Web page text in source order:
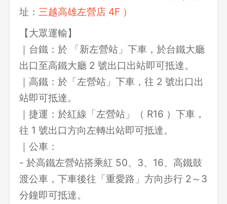
址：三越高雄左營店 4F ）
【大眾運輸】
｜台鐵：於 「新左營站」下車，於台鐵大廳
出口至高鐵大廳 2 號出口出站即可抵達。
｜高鐵：於「左營站」下車，往 2 號出口出
站即可抵達。
｜捷運：於紅線「左營站」（ R16 ）下車，
往 1 號出口方向左轉出站即可抵達。
｜公車：
- 於高鐵左營站搭乘紅 50、3、16、高鐵鼓
渡公車，下車後往「重愛路」方向步行 2～3
分鐘即可抵達。